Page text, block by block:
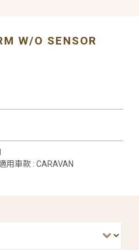
W/O SENSOR
用車款 : CARAVAN